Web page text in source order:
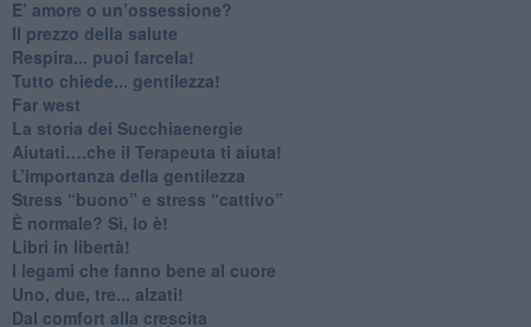
​E’ amore o un’ossessione?
​Il prezzo della salute
​Respira... puoi farcela!
​Tutto chiede... gentilezza!
​Far west
​La storia dei Succhiaenergie
​Aiutati….che il Terapeuta ti aiuta!
​L’importanza della gentilezza
​Stress “buono” e stress “cattivo”
​È normale? Sì, lo è!
​Libri in libertà!
​I legami che fanno bene al cuore
Uno, due, tre... alzati!​
​Dal comfort alla crescita